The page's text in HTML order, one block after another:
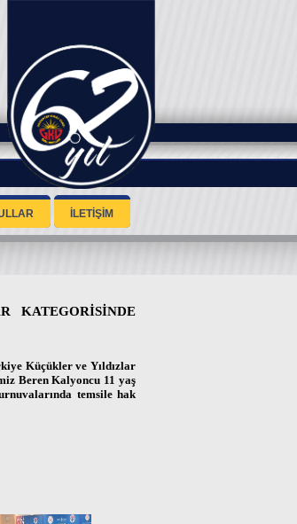
İLETİŞİM
KATEGORİSİNDE
Küçükler ve Yıldızlar
Beren Kalyoncu 11 yaş
temsile hak